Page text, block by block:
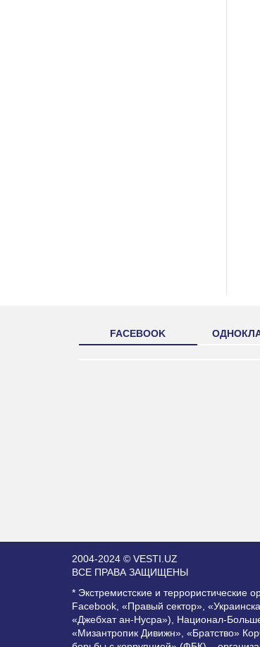
FACEBOOK
2004-2024 © VESTI.UZ
ВСЕ ПРАВА ЗАЩИЩЕНЫ
* Экстремистские и
Facebook, «Правый сектор»,
«Джебхат ан-Нусра»), Национал-
«Мизантропик Дивижн», «Братство»